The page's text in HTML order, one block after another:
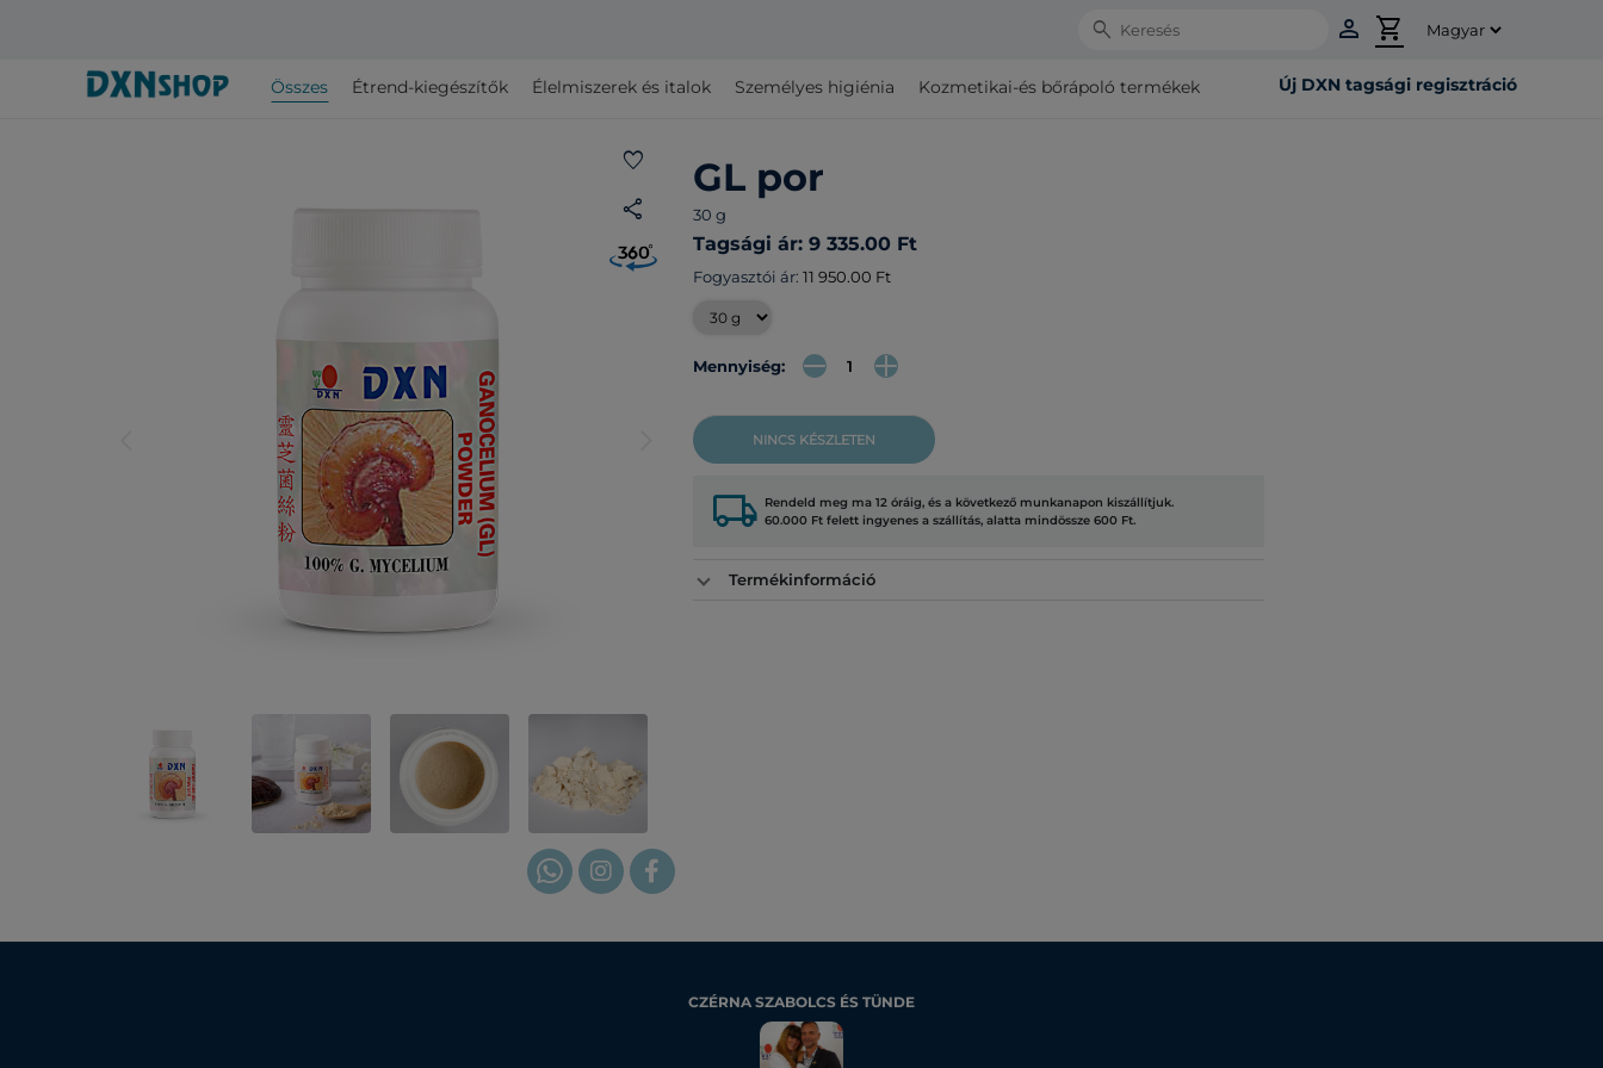
Search person shopping_cart
Összes Étrend-kiegészítők Élelmiszerek és italok Személyes higiénia Kozmetikai-és bőrápoló termékek Új DXN tagsági regisztráció
favorite
share
GL por
30 g
Tagsági ár: 9 335.00 Ft
Fogyasztói ár: 11 950.00 Ft
Mennyiség:
NINCS KÉSZLETEN
local_shipping Rendeld meg ma 12 óráig, és a következő munkanapon kiszállítjuk.
60.000 Ft felett ingyenes a szállítás, alatta mindössze 600 Ft.
Termékinformáció
CZÉRNA SZABOLCS ÉS TÜNDE